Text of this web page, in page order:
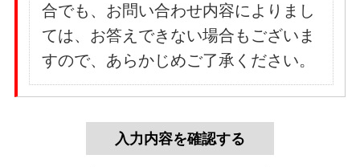
合でも、お問い合わせ内容によりまし
ては、お答えできない場合もございま
すので、あらかじめご了承ください。